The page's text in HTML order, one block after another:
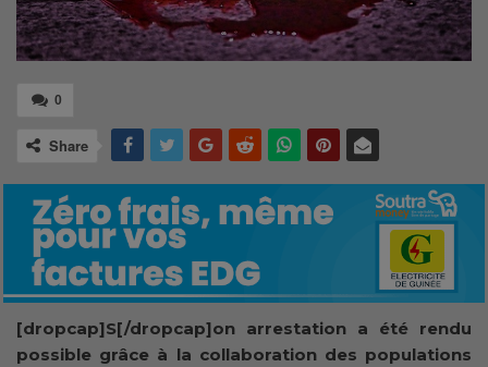
0
Share
[dropcap]S[/dropcap]on arrestation a été rendu
possible grâce à la collaboration des populations